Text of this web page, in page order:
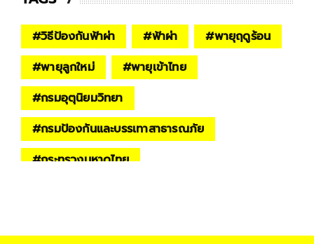
#วิธีป้องกันฟ้าผ่า #ฟ้าผ่า #พายุฤดูร้อน
#พายุลูกใหม่ #พายุเข้าไทย
#กรมอุตุนิยมวิทยา
#กรมป้องกันและบรรเทาสาธารณภัย
#กระทรวงมหาดไทย